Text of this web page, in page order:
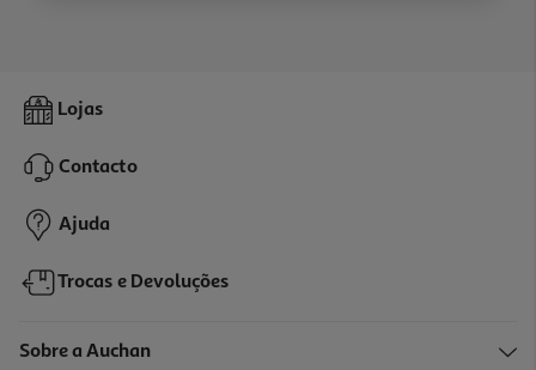
Lojas
Contacto
Ajuda
Trocas e Devoluções
Sobre a Auchan